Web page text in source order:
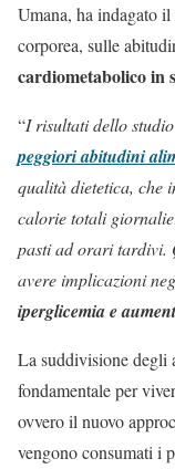
Umana, ha indagato
corporea, sulle
cardiometabolico in
“I risultati dello
peggiori abitudini
qualità dietetica, che
calorie totali
pasti ad orari tardivi.
avere implicazioni
iperglicemia e
La suddivisione degli
fondamentale per
ovvero il nuovo
vengono consumati i